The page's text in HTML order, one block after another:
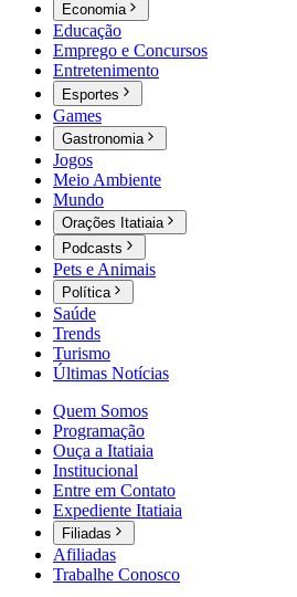
Economia
Educação
Emprego e Concursos
Entretenimento
Esportes
Games
Gastronomia
Jogos
Meio Ambiente
Mundo
Orações Itatiaia
Podcasts
Pets e Animais
Política
Saúde
Trends
Turismo
Últimas Notícias
Quem Somos
Programação
Ouça a Itatiaia
Institucional
Entre em Contato
Expediente Itatiaia
Filiadas
Afiliadas
Trabalhe Conosco